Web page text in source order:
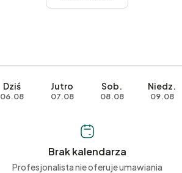
Dziś
06.08
Jutro
07.08
Sob.
08.08
Niedz.
09.08
Brak kalendarza
Profesjonalista nie oferuje umawiania